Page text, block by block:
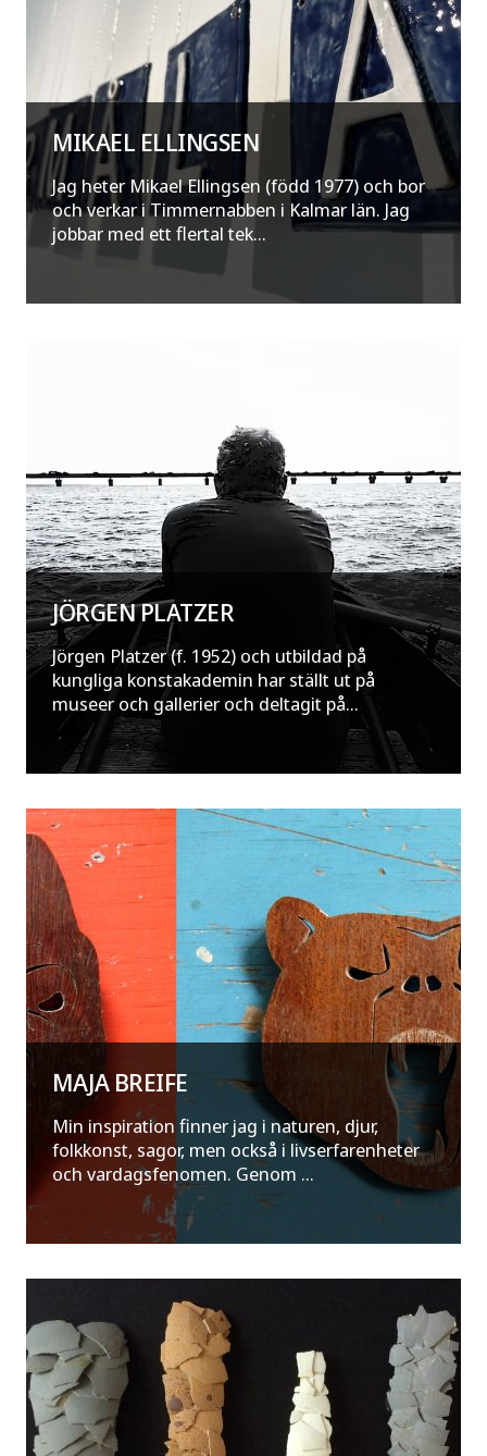
MIKAEL ELLINGSEN
Jag heter Mikael Ellingsen (född 1977) och bor
och verkar i Timmernabben i Kalmar län. Jag
jobbar med ett flertal tek...
JÖRGEN PLATZER
Jörgen Platzer (f. 1952) och utbildad på
kungliga konstakademin har ställt ut på
museer och gallerier och deltagit på...
MAJA BREIFE
Min inspiration finner jag i naturen, djur,
folkkonst, sagor, men också i livserfarenheter
och vardagsfenomen. Genom ...